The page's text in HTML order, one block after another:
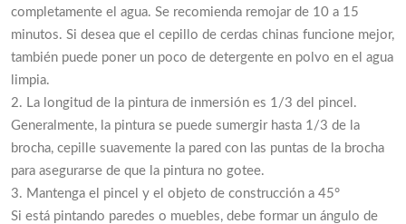
completamente el agua. Se recomienda remojar de 10 a 15
minutos. Si desea que el cepillo de cerdas chinas funcione mejor,
también puede poner un poco de detergente en polvo en el agua
limpia.
2. La longitud de la pintura de inmersión es 1/3 del pincel.
Generalmente, la pintura se puede sumergir hasta 1/3 de la
brocha, cepille suavemente la pared con las puntas de la brocha
para asegurarse de que la pintura no gotee.
3. Mantenga el pincel y el objeto de construcción a 45°
Si está pintando paredes o muebles, debe formar un ángulo de